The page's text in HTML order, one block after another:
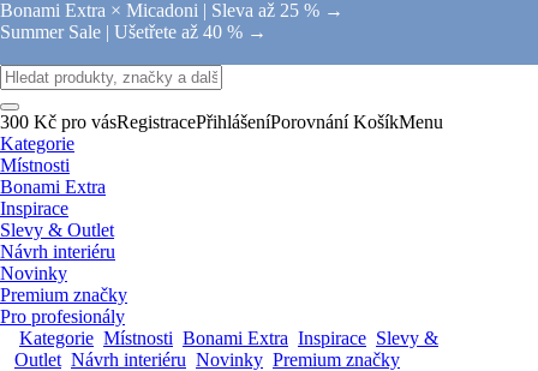
Bonami Extra × Micadoni | Sleva až 25 % →
Summer Sale | Ušetřete až 40 % →
300 Kč pro vásRegistracePřihlášeníPorovnání KošíkMenu
Kategorie
Místnosti
Bonami Extra
Inspirace
Slevy & Outlet
Návrh interiéru
Novinky
Premium značky
Pro profesionály
Kategorie Místnosti Bonami Extra Inspirace Slevy &
Outlet Návrh interiéru Novinky Premium značky